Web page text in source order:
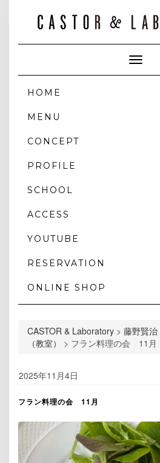
Toggle
HOME
MENU
CONCEPT
PROFILE
SCHOOL
ACCESS
YOUTUBE
RESERVATION
ONLINE SHOP
CASTOR & Laboratory > 藤野賢治
（教室）
> フラン料理の会 11月
2025年11月4日
フラン料理の会 11月